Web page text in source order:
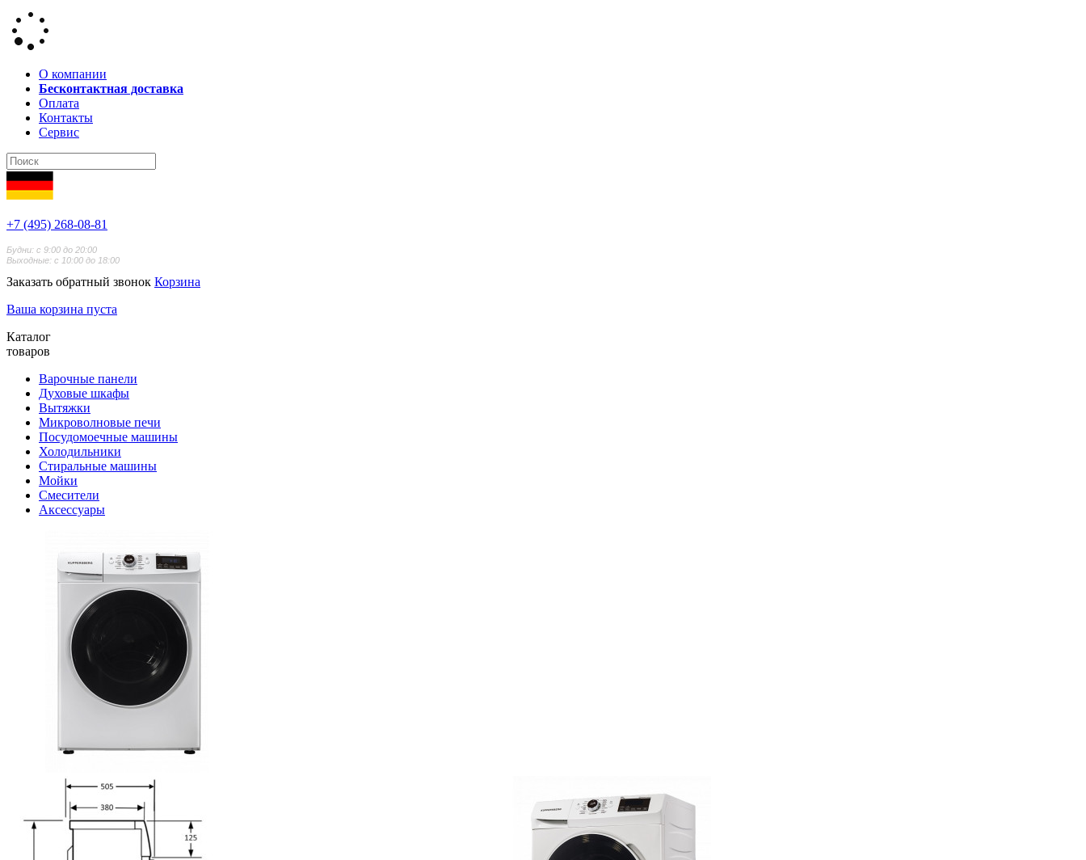
О компании
Бесконтактная доставка
Оплата
Контакты
Сервис
+7 (495) 268-08-81
Будни: с 9:00 до 20:00
Выходные: с 10:00 до 18:00
Заказать обратный звонок Корзина
Ваша корзина пуста
Каталог
товаров
Варочные панели
Духовые шкафы
Вытяжки
Микроволновые печи
Посудомоечные машины
Холодильники
Стиральные машины
Мойки
Смесители
Аксессуары